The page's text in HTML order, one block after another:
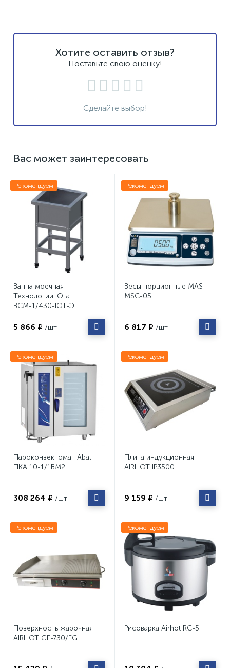
Хотите оставить отзыв?
Поставьте свою оценку!
Сделайте выбор!
Вас может заинтересовать
Рекомендуем
Ванна моечная
Технологии Юга
ВСМ-1/430-ЮТ-Э
5 866 ₽ /шт
Рекомендуем
Весы порционные MAS
MSC-05
6 817 ₽ /шт
Рекомендуем
Пароконвектомат Abat
ПКА 10-1/1ВМ2
308 264 ₽ /шт
Рекомендуем
Плита индукционная
AIRHOT IP3500
9 159 ₽ /шт
Рекомендуем
Поверхность жарочная
AIRHOT GE-730/FG
Рекомендуем
Рисоварка Airhot RC-5